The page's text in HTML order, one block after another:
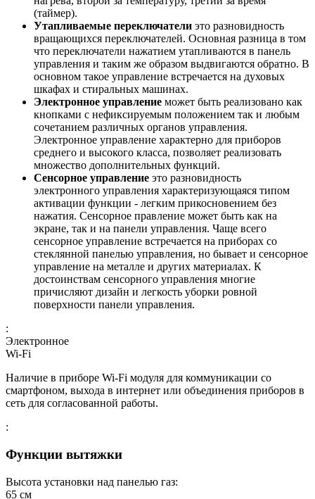
(таймер).
Утапливаемые переключатели это разновидность
вращающихся переключателей. Основная разница в том
что переключатели нажатием утапливаются в панель
управления и таким же образом выдвигаются обратно. В
основном такое управление встречается на духовых
шкафах и стиральных машинах.
Электронное управление может быть реализовано как
кнопками с нефиксируемым положением так и любым
сочетанием различных органов управления.
Электронное управление характерно для приборов
среднего и высокого класса, позволяет реализовать
множество дополнительных функций.
Сенсорное управление это разновидность
электронного управления характеризующаяся типом
активации функции - легким прикосновением без
нажатия. Сенсорное правление может быть как на
экране, так и на панели управления. Чаще всего
сенсорное управление встречается на приборах со
стеклянной панелью управления, но бывает и сенсорное
управление на металле и других материалах. К
достоинствам сенсорного управления многие
причисляют дизайн и легкость уборки ровной
поверхности панели управления.
:
Электронное
Wi-Fi
Наличие в приборе Wi-Fi модуля для коммуникации со
смартфоном, выхода в интернет или объединения приборов в
сеть для согласованной работы.
:
Функции вытяжки
Высота установки над панелью газ:
65 см